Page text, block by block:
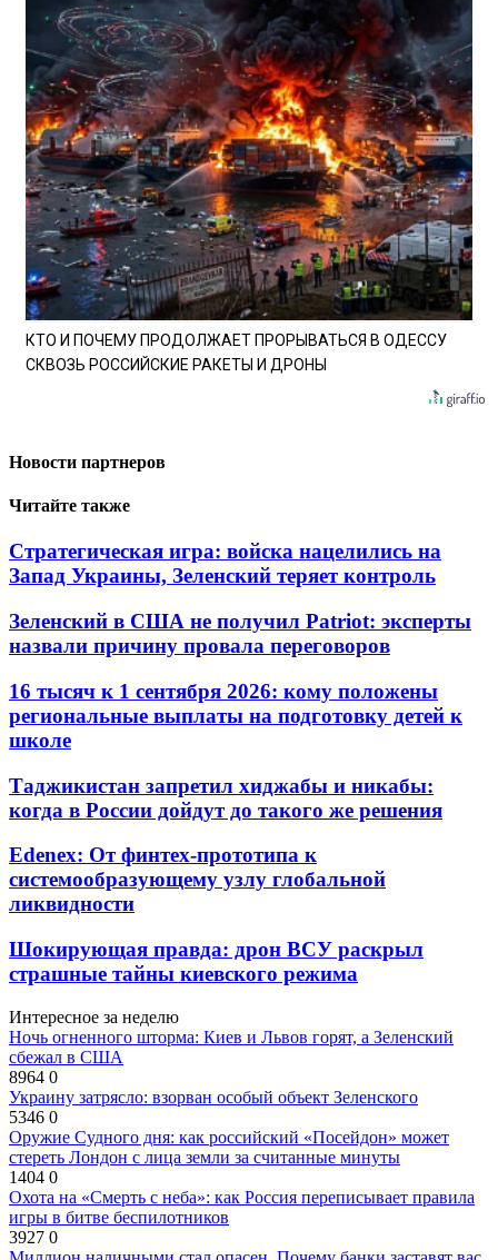
КТО И ПОЧЕМУ ПРОДОЛЖАЕТ ПРОРЫВАТЬСЯ В ОДЕССУ
СКВОЗЬ РОССИЙСКИЕ РАКЕТЫ И ДРОНЫ
Новости партнеров
Читайте также
Стратегическая игра: войска нацелились на
Запад Украины, Зеленский теряет контроль
Зеленский в США не получил Patriot: эксперты
назвали причину провала переговоров
16 тысяч к 1 сентября 2026: кому положены
региональные выплаты на подготовку детей к
школе
Таджикистан запретил хиджабы и никабы:
когда в России дойдут до такого же решения
Edenex: От финтех-прототипа к
системообразующему узлу глобальной
ликвидности
Шокирующая правда: дрон ВСУ раскрыл
страшные тайны киевского режима
Интересное за неделю
Ночь огненного шторма: Киев и Львов горят, а Зеленский
сбежал в США
8964 0
Украину затрясло: взорван особый объект Зеленского
5346 0
Оружие Судного дня: как российский «Посейдон» может
стереть Лондон с лица земли за считанные минуты
1404 0
Охота на «Смерть с неба»: как Россия переписывает правила
игры в битве беспилотников
3927 0